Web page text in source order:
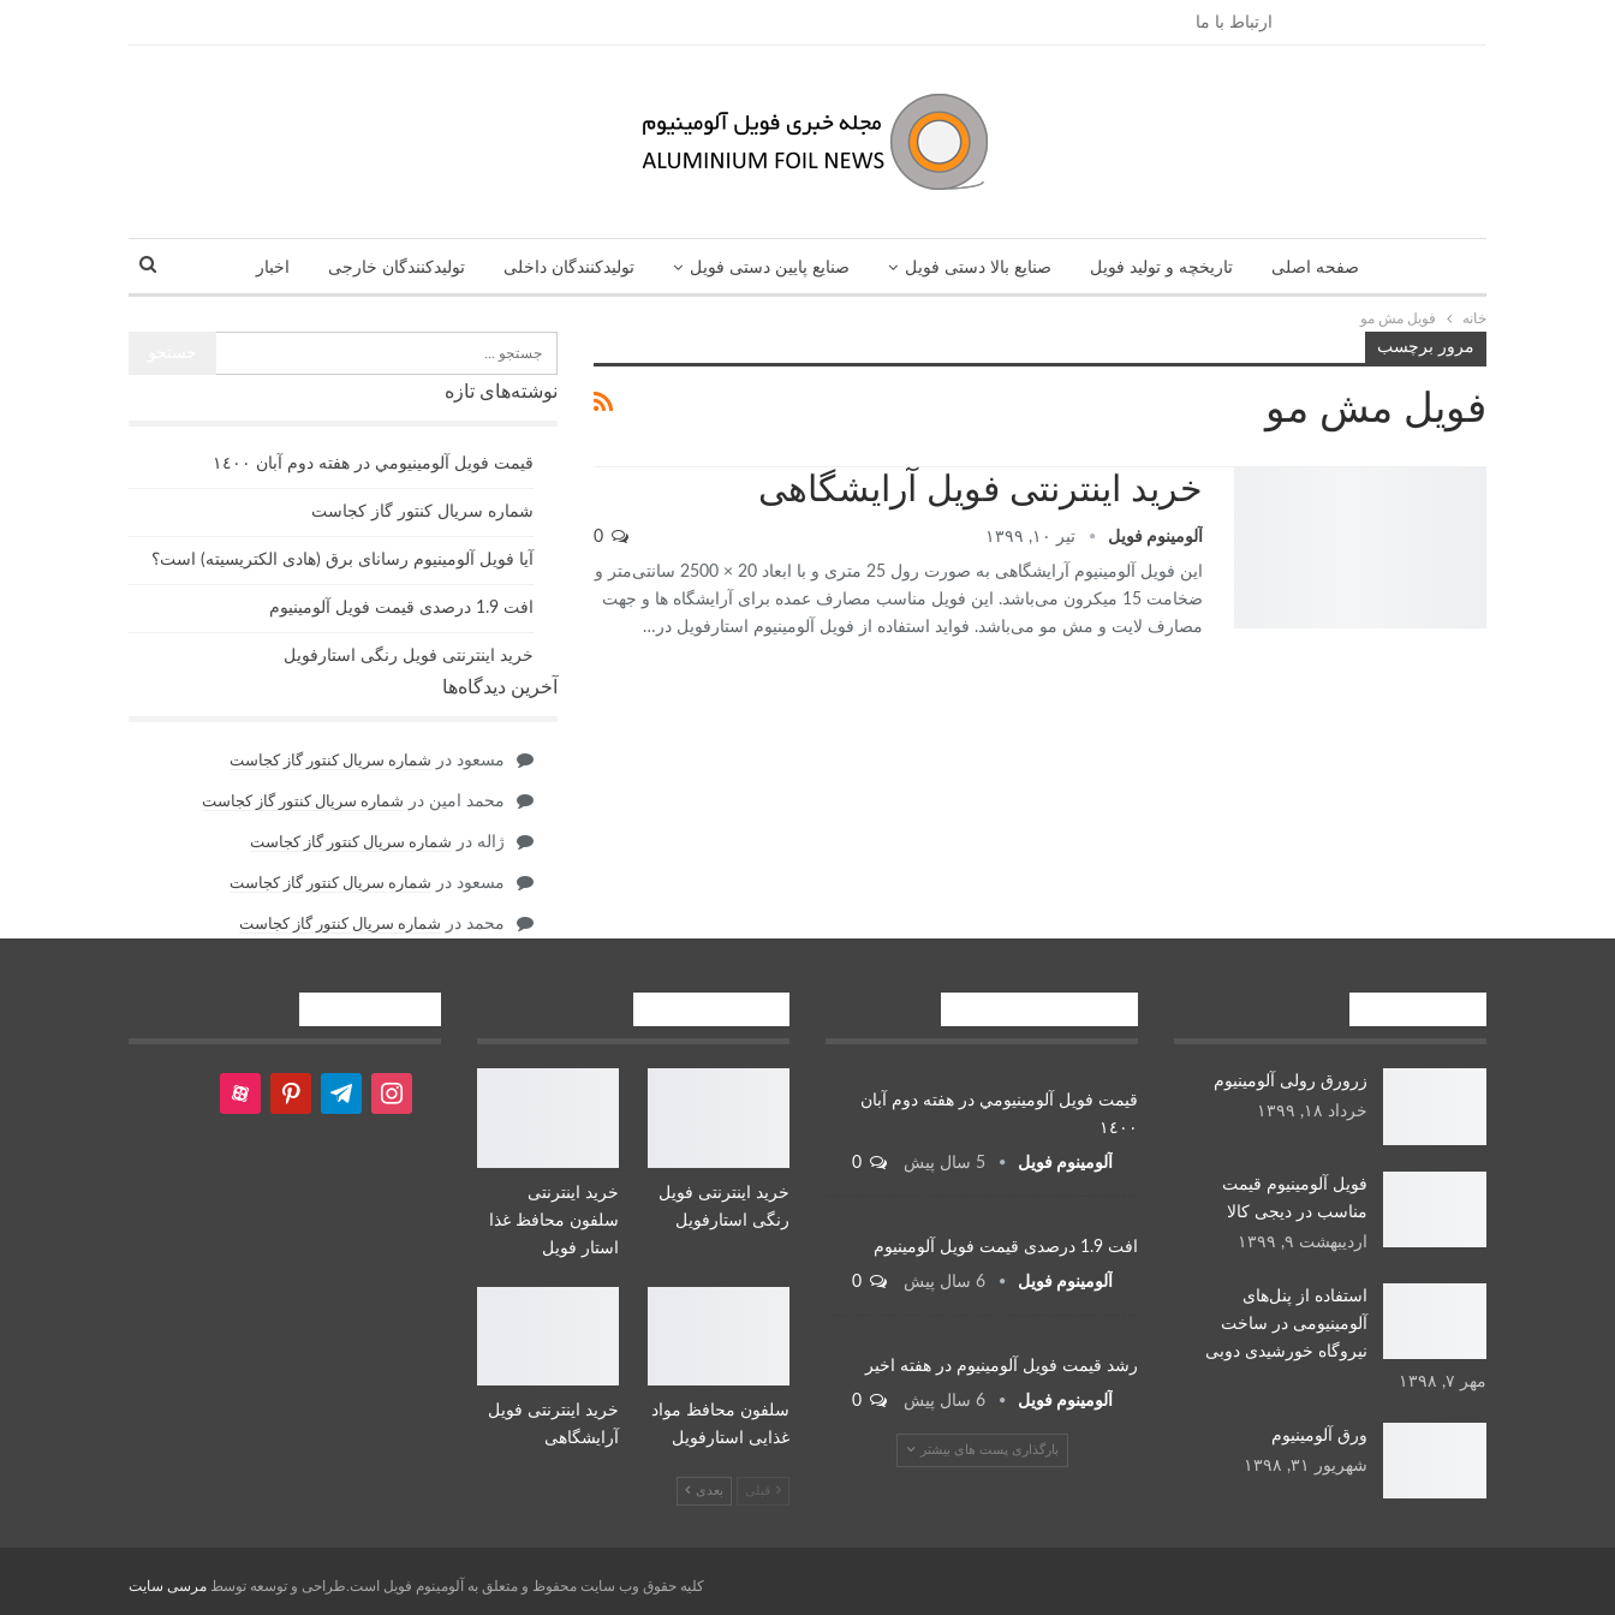
ارتباط با ما
صفحه اصلی تاریخچه و تولید فویل صنایع بالا دستی فویل صنایع پایین دستی فویل تولیدکنندگان داخلی تولیدکنندگان خارجی اخبار
خانه فویل مش مو
مرور برچسب
فویل مش مو
خرید اینترنتی فویل آرایشگاهی
آلومینوم فویل تیر ۱۰, ۱۳۹۹ 0
این فویل آلومینیوم آرایشگاهی به صورت رول 25 متری و با ابعاد 20 × 2500 سانتی‌متر و
ضخامت 15 میکرون می‌باشد. این فویل مناسب مصارف عمده برای آرایشگاه ها و جهت
مصارف لایت و مش مو می‌باشد. فواید استفاده از فویل آلومینیوم استارفویل در …
نوشته‌های تازه
قيمت فويل آلومينيومي در هفته دوم آبان ١٤٠٠
شماره سریال کنتور گاز کجاست
آیا فویل آلومینیوم رسانای برق (هادی الکتریسیته) است؟
افت 1.9 درصدی قیمت فویل آلومینیوم
خرید اینترنتی فویل رنگی استارفویل
آخرین دیدگاه‌ها
مسعود در شماره سریال کنتور گاز کجاست
محمد امین در شماره سریال کنتور گاز کجاست
ژاله در شماره سریال کنتور گاز کجاست
مسعود در شماره سریال کنتور گاز کجاست
محمد در شماره سریال کنتور گاز کجاست
زرورق رولی آلومینیوم
خرداد ۱۸, ۱۳۹۹
فویل آلومینیوم قیمت
مناسب در دیجی کالا
اردیبهشت ۹, ۱۳۹۹
استفاده از پنل‌های
آلومینیومی در ساخت
نیروگاه خورشیدی دوبی
مهر ۷, ۱۳۹۸
ورق آلومینیوم
شهریور ۳۱, ۱۳۹۸
قيمت فويل آلومينيومي در هفته دوم آبان
١٤٠٠
آلومینوم فویل 5 سال پیش 0
افت 1.9 درصدی قیمت فویل آلومینیوم
آلومینوم فویل 6 سال پیش 0
رشد قیمت فویل آلومینیوم در هفته اخیر
آلومینوم فویل 6 سال پیش 0
بارگذاری پست های بیشتر
خرید اینترنتی فویل
رنگی استارفویل
خرید اینترنتی
سلفون محافظ غذا
استار فویل
سلفون محافظ مواد
غذایی استارفویل
خرید اینترنتی فویل
آرایشگاهی
قبلی بعدی
instagram
telegram
pinterest
aparat
کلیه حقوق وب سایت محفوظ و متعلق به آلومینوم فویل است.طراحی و توسعه توسط مرسی سایت